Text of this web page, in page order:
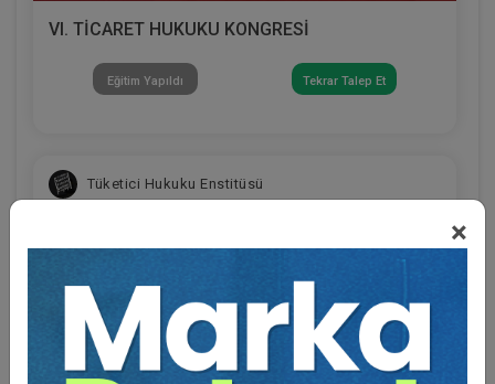
×
VI. TİCARET HUKUKU KONGRESİ
Eğitim Yapıldı Tekrar Talep Et
Tüketici Hukuku Enstitüsü
Eğitmen Hakkında